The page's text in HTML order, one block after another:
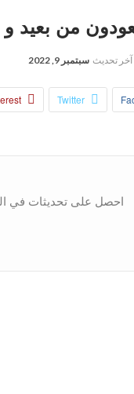
من بعيد
آخر تحديث سبتمبر 9, 2022
Twitter
احصل على تحديثات في